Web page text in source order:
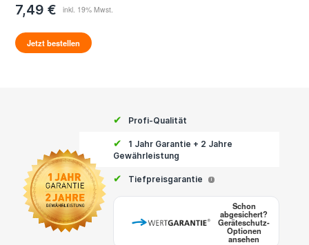
7,49 €
Jetzt bestellen
✔ Profi-Qualität
✔
1 Jahr Garantie + 2 Jahre
Gewährleistung
✔ Tiefpreisgarantie i
Schon
abgesichert?
Geräteschutz-
Optionen
ansehen